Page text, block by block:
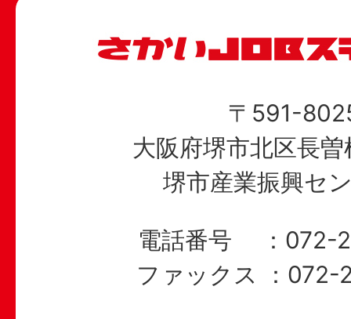
〒591-
大阪府堺市北区長
堺市産業振興セ
電話番号
072-
ファックス
072-